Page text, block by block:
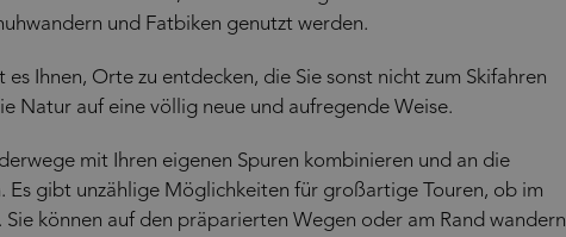
und Fatbiken genutzt werden.
Ihnen, Orte zu entdecken, die Sie sonst nicht zum Skifahren
Natur auf eine völlig neue und aufregende Weise.
mit Ihren eigenen Spuren kombinieren und an die
Es gibt unzählige Möglichkeiten für großartige Touren, ob im
können auf den präparierten Wegen oder am Rand wandern